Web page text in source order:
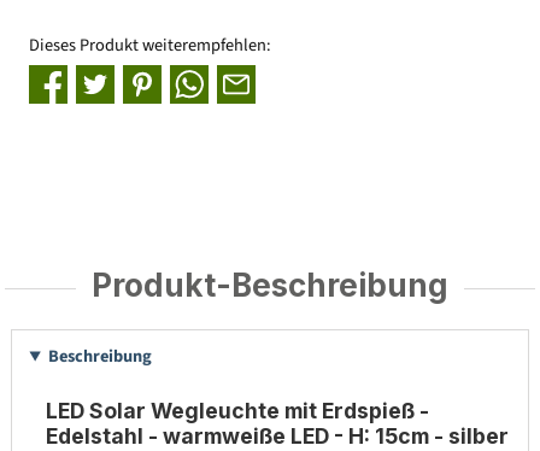
Dieses Produkt weiterempfehlen:
Produkt-Beschreibung
Beschreibung
LED Solar Wegleuchte mit Erdspieß -
Edelstahl - warmweiße LED - H: 15cm - silber